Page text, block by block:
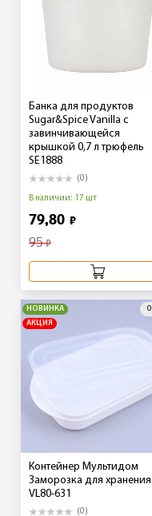
Банка для продуктов
Sugar&Spice Vanilla с
завинчивающейся
крышкой 0,7 л трюфель
SE1888
(0)
В наличии: 17 шт
79,80 ₽
95₽
НОВИНКА
АКЦИЯ
0
Контейнер Мультидом
Заморозка для хранения
VL80-631
(0)